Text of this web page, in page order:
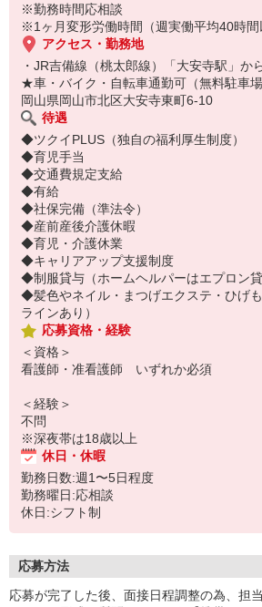
※勤務時間応相談
※1ヶ月変形労働時間（週実働平均40時間
アクセス・勤務地
・JR吉備線（桃太郎線）「大安寺駅」か
★車・バイク・自転車通勤可（無料駐車場
岡山県岡山市北区大安寺東町6-10
待遇
◆ツクイPLUS（独自の福利厚生制度）
◆育児手当
◆交通費規定支給
◆有給
◆社保完備（準法令）
◆産前産後介護休暇
◆育児・介護休業
◆キャリアアップ支援制度
◆制服貸与（ホームヘルパーはエプロン貸
◆髪色やネイル・まつげエクステ・ひげ
ラインあり）
応募資格・経験
＜資格＞
看護師・准看護師 いずれか必須
＜経験＞
不問
※深夜帯は18歳以上
休日・休暇
勤務日数:週1〜5日程度
勤務曜日:応相談
休日:シフト制
応募方法
応募が完了した後、面接日程調整の為、担